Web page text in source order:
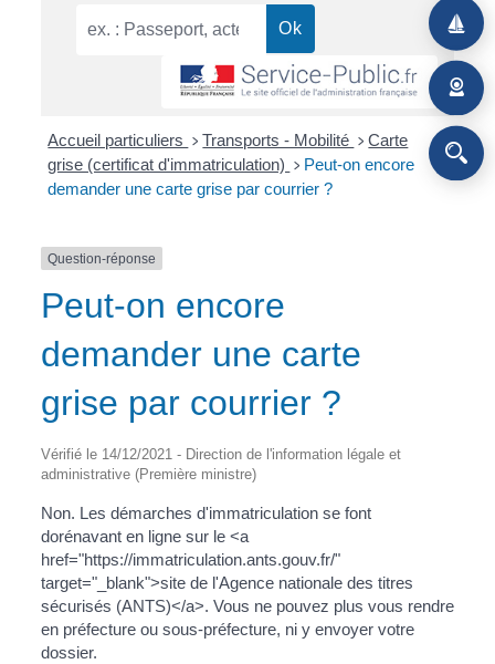
Accueil particuliers > Transports - Mobilité > Carte
grise (certificat d'immatriculation) > Peut-on encore
demander une carte grise par courrier ?
Question-réponse
Peut-on encore
demander une carte
grise par courrier ?
Vérifié le 14/12/2021 - Direction de l'information légale et
administrative (Première ministre)
Non. Les démarches d'immatriculation se font
dorénavant en ligne sur le <a
href="https://immatriculation.ants.gouv.fr/"
target="_blank">site de l'Agence nationale des titres
sécurisés (ANTS)</a>. Vous ne pouvez plus vous rendre
en préfecture ou sous-préfecture, ni y envoyer votre
dossier.